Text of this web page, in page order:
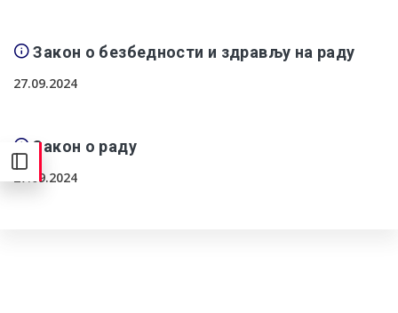
Закон о безбедности и здрављу на раду
27.09.2024
Закон о раду
27.09.2024